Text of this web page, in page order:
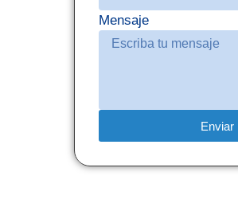
Mensaje
Enviar